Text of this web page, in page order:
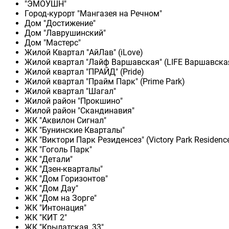
"ЭМОУШН"
Город-курорт "Мангазея на Речном"
Дом "Достижение"
Дом "Лаврушинский"
Дом "Мастерс"
Жилой Квартал "АйЛав" (iLove)
Жилой квартал "Лайф Варшавская" (LIFE
Жилой квартал "ПРАЙД" (Pride)
Жилой квартал "Прайм Парк" (Prime Park)
Жилой квартал "Шагал"
Жилой район "Прокшино"
Жилой район "Скандинавия"
ЖК "Аквилон Сигнал"
ЖК "Бунинские Кварталы"
ЖК "Виктори Парк Резиденсез" (Victory Park
ЖК "Гоголь Парк"
ЖК "Детали"
ЖК "Дзен-кварталы"
ЖК "Дом Горизонтов"
ЖК "Дом Дау"
ЖК "Дом на Зорге"
ЖК "Интонация"
ЖК "КИТ 2"